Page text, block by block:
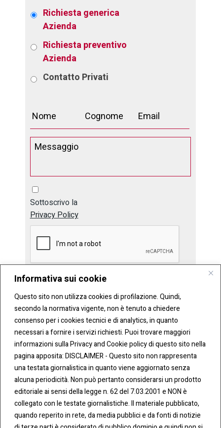
Informativa sui cookie
Questo sito non utilizza cookies di profilazione. Quindi,
secondo la normativa vigente, non è tenuto a chiedere
consenso per i cookies tecnici e di analytics, in quanto
necessari a fornire i servizi richiesti. Puoi trovare maggiori
informazioni sulla Privacy and Cookie policy di questo sito nella
pagina apposita: DISCLAIMER - Questo sito non rappresenta
una testata giornalistica in quanto viene aggiornato senza
alcuna periodicità. Non può pertanto considerarsi un prodotto
editoriale ai sensi della legge n. 62 del 7.03.2001 e NON è
collegato con le testate giornalistiche. Il materiale pubblicato,
quando reperito in rete, da media pubblici e da fonti di notizie
Richiesta generica
Azienda
Richiesta preventivo
Azienda
Contatto Privati
Sottoscrivo la
Privacy Policy
CONT
ATTI
Tel:
0283438.482
COO
KIE &
PRIV
ACY
Cookie
Policy